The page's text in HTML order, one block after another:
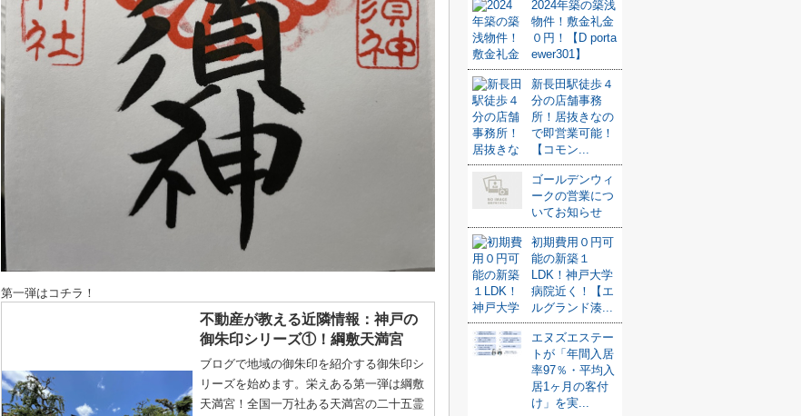
第一弾はコチラ！
不動産が教える近隣情報：神戸の
御朱印シリーズ①！綱敷天満宮
ブログで地域の御朱印を紹介する御朱印シ
リーズを始めます。栄えある第一弾は綱敷
天満宮！全国一万社ある天満宮の二十五霊
2024年築の築浅
物件！敷金礼金
０円！【D porta
ewer301】
新長田駅徒歩４
分の店舗事務
所！居抜きなの
で即営業可能！
【コモン...
ゴールデンウィ
ークの営業につ
いてお知らせ
初期費用０円可
能の新築１
LDK！神戸大学
病院近く！【エ
ルグランド湊...
エヌズエステー
トが「年間入居
率97％・平均入
居1ヶ月の客付
け」を実...